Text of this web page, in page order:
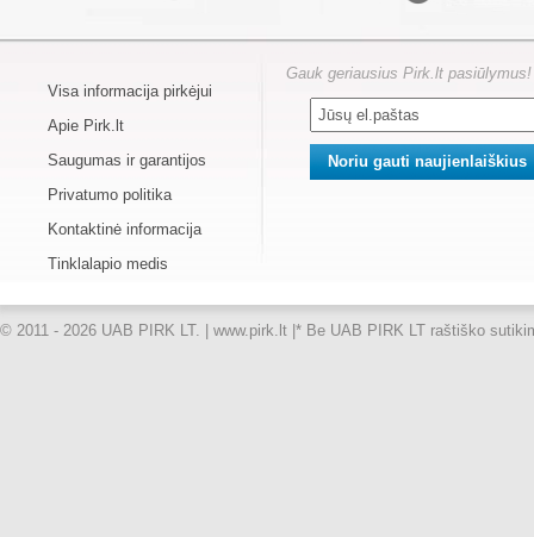
Visa informacija pirkėjui
Apie Pirk.lt
Saugumas ir garantijos
Privatumo politika
Kontaktinė informacija
Tinklalapio medis
Gauk geriausius Pirk.lt pasiūlymus!
© 2011 - 2026 UAB PIRK LT. | www.pirk.lt |* Be UAB PIRK LT raštiško